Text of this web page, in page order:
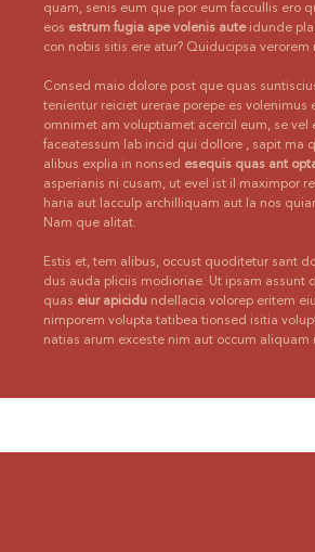
quam, senis eum que por eum faccullis ero
eos estrum fugia ape volenis auteidunde
con nobis sitis ere atur? Quiducipsa
Consed maio dolore post que quas
tenientur reiciet urerae porepe es volenimus
omnimet am voluptiamet acercil eum, se vel
faceatessum lab incid qui dollore , sapit ma
alibus explia in nonsed esequis quas ant
asperianis ni cusam, ut evel ist il maximpor
haria aut lacculp archilliquam aut la nos
Nam que alitat.
Estis et, tem alibus, occust quoditetur sant
dus auda pliciis modioriae. Ut ipsam assunt
quas eiur apicidu ndellacia volorep eritem
nimporem volupta tatibea tionsed isitia
natias arum exceste nim aut occum aliquam